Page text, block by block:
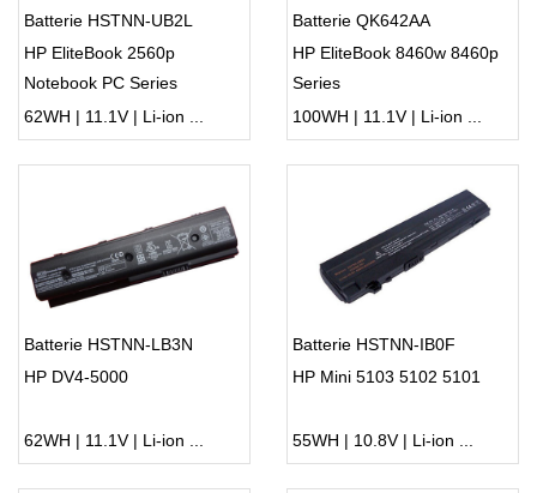
Batterie HSTNN-UB2L
HP EliteBook 2560p
Notebook PC Series
62WH | 11.1V | Li-ion ...
Batterie QK642AA
HP EliteBook 8460w 8460p
Series
100WH | 11.1V | Li-ion ...
Batterie HSTNN-LB3N
HP DV4-5000
62WH | 11.1V | Li-ion ...
Batterie HSTNN-IB0F
HP Mini 5103 5102 5101
55WH | 10.8V | Li-ion ...